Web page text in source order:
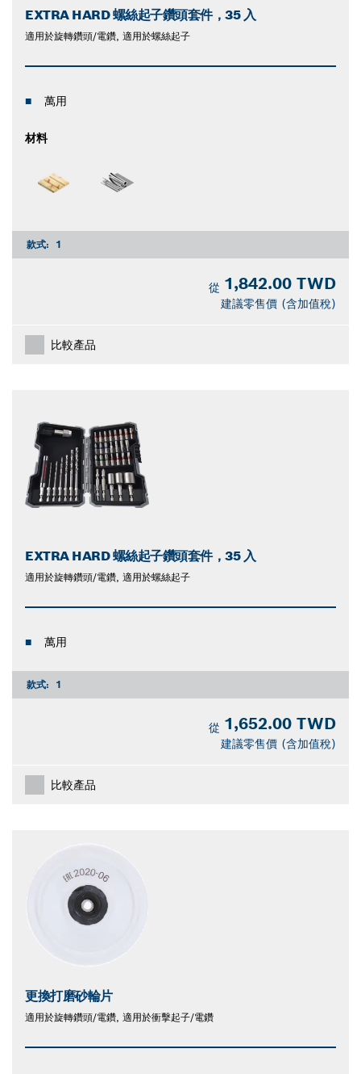
EXTRA HARD 螺絲起子鑽頭套件，35 入
適用於旋轉鑽頭/電鑽, 適用於螺絲起子
萬用
材料
款式: 1
從 1,842.00 TWD
建議零售價 (含加值稅)
比較產品
EXTRA HARD 螺絲起子鑽頭套件，35 入
適用於旋轉鑽頭/電鑽, 適用於螺絲起子
萬用
款式: 1
從 1,652.00 TWD
建議零售價 (含加值稅)
比較產品
更換打磨砂輪片
適用於旋轉鑽頭/電鑽, 適用於衝擊起子/電鑽